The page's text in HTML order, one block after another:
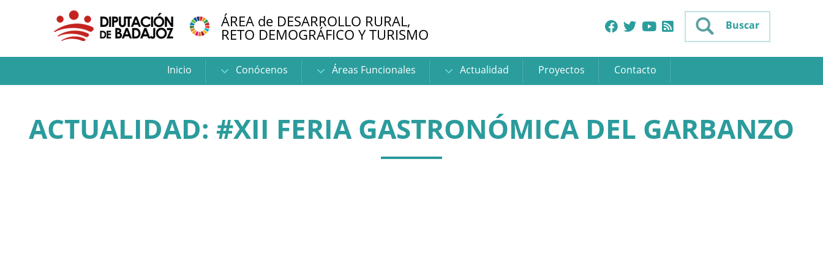
ÁREA de DESARROLLO RURAL,
RETO DEMOGRÁFICO Y TURISMO Buscar
Inicio Conócenos Áreas Funcionales Actualidad Proyectos Contacto
ACTUALIDAD: #XII FERIA GASTRONÓMICA DEL GARBANZO